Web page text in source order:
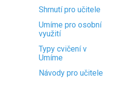
Shrnutí pro učitele
Umíme pro osobní
využití
Typy cvičení v
Umíme
Návody pro učitele